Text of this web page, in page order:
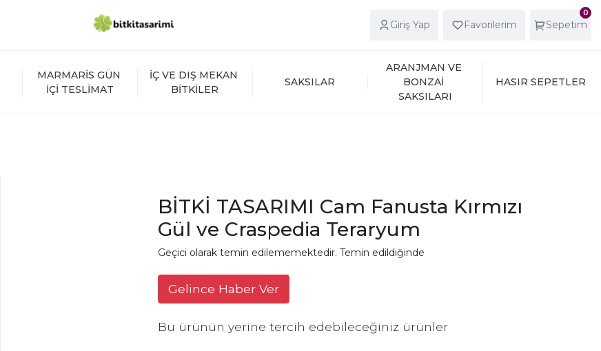
Giriş Yap Favorilerim
0
Sepetim
MARMARİS GÜN
İÇİ TESLİMAT
İÇ VE DIŞ MEKAN
BİTKİLER
SAKSILAR
ARANJMAN VE
BONZAİ
SAKSILARI
HASIR SEPETLER
BİTKİ TASARIMI Cam Fanusta Kırmızı
Gül ve Craspedia Teraryum
Geçici olarak temin edilememektedir. Temin edildiğinde
Gelince Haber Ver
Bu ürünün yerine tercih edebileceğiniz ürünler